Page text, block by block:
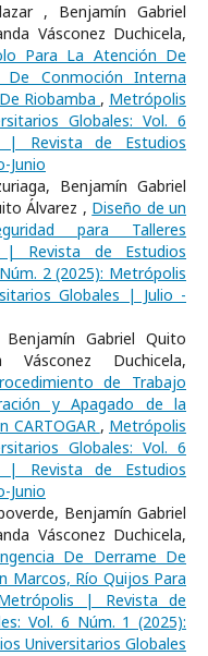
, Benjamín Gabriel
Vásconez Duchicela,
Para La Atención De
De Conmoción Interna
Riobamba , Metrópolis
Globales: Vol. 6
| Revista de Estudios
Junio
Benjamín Gabriel
Álvarez , Diseño de un
para Talleres
| Revista de Estudios
2 (2025): Metrópolis
Globales | Julio -
Gabriel Quito
Vásconez Duchicela,
de Trabajo
y Apagado de la
CARTOGAR , Metrópolis
Globales: Vol. 6
| Revista de Estudios
Junio
Benjamín Gabriel
Vásconez Duchicela,
De Derrame De
Marcos, Río Quijos Para
| Revista de
Vol. 6 Núm. 1 (2025):
Universitarios Globales